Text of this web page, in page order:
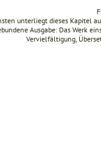
unterliegt dieses Kapitel
Ausgabe: Das Werk
Vervielfältigung,